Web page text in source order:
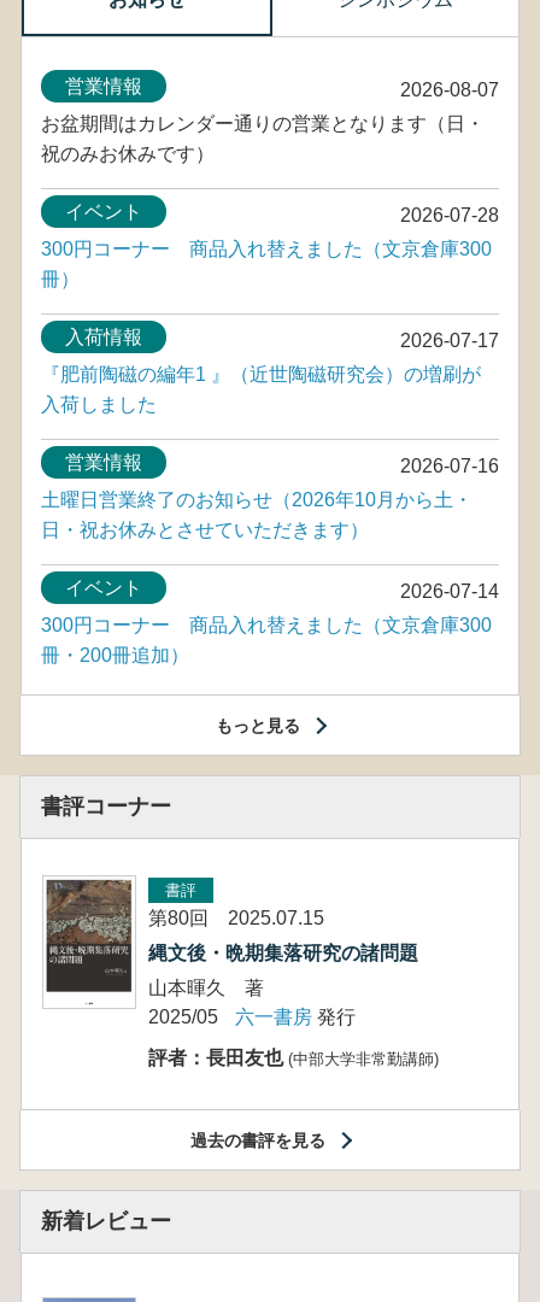
2026-08-07
営業情報
お盆期間はカレンダー通りの営業となります（日・
祝のみお休みです）
2026-07-28
イベント
300円コーナー 商品入れ替えました（文京倉庫300
冊）
2026-07-17
入荷情報
『肥前陶磁の編年1 』（近世陶磁研究会）の増刷が
入荷しました
2026-07-16
営業情報
土曜日営業終了のお知らせ（2026年10月から土・
日・祝お休みとさせていただきます）
2026-07-14
イベント
300円コーナー 商品入れ替えました（文京倉庫300
冊・200冊追加）
もっと見る
書評コーナー
書評
第80回 2025.07.15
縄文後・晩期集落研究の諸問題
山本暉久 著
2025/05
六一書房 発行
評者：長田友也 (中部大学非常勤講師)
過去の書評を見る
新着レビュー